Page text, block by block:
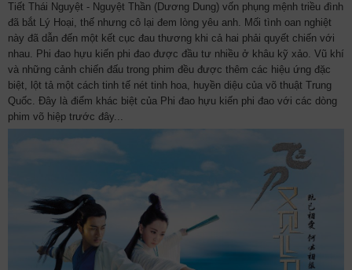
Tiết Thái Nguyệt - Nguyệt Thần (Dương Dung) vốn phụng mệnh triều đình
đã bắt Lý Hoại, thế nhưng cô lại đem lòng yêu anh. Mối tình oan nghiệt
này đã dẫn đến một kết cục đau thương khi cả hai phải quyết chiến với
nhau. Phi đao hựu kiến phi đao được đầu tư nhiều ở khâu kỹ xảo. Vũ khí
và những cảnh chiến đấu trong phim đều được thêm các hiệu ứng đặc
biệt, lột tả một cách tinh tế nét tinh hoa, huyền diệu của võ thuật Trung
Quốc. Đây là điểm khác biệt của Phi đao hựu kiến phi đao với các dòng
phim võ hiệp trước đây...